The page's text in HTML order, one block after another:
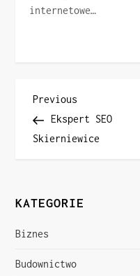
internetowe…
N
a
i
g
a
Previous
Post
Previous
Ekspert SEO
Skierniewice
KATEGORIE
Biznes
Budownictwo